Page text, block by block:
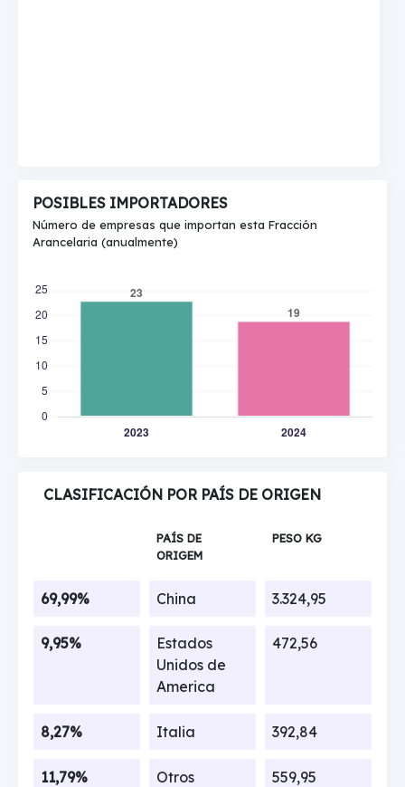
POSIBLES IMPORTADORES
Número de empresas que importan esta Fracción
Arancelaria (anualmente)
CLASIFICACIÓN POR PAÍS DE ORIGEN
PAÍS DE
ORIGEM
PESO KG
69,99% China 3.324,95
9,95%
Estados
Unidos de
America
472,56
8,27% Italia 392,84
11,79% Otros 559,95